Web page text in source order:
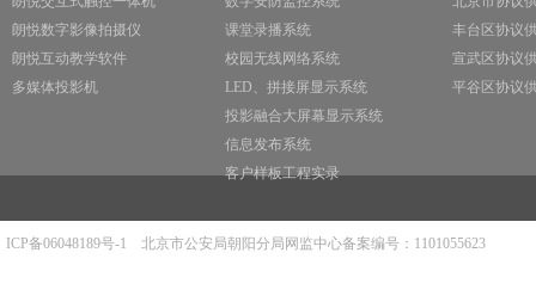
朗悦数字影像拍摄仪
朗悦互动教学软件
多媒体投影机
课堂录播系统
校园无线网络系统
LED、拼接屏显示系统
投影融合大屏幕显示系统
信息发布系统
客户样板工程实录
丰台区协议
宣武区协议
平谷区协议
ICP备06048189号-1 北京市公安局朝阳分局网监中心备案编号：1101055623